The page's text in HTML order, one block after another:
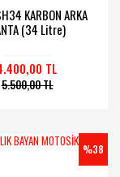
KARBON ARKA
(34 Litre)
TL
5.500,00 TL
%38